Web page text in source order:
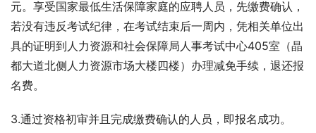
元。享受国家最低生活保障家庭的应聘人员，先缴费确认，
若没有违反考试纪律，在考试结束后一周内，凭相关单位出
具的证明到人力资源和社会保障局人事考试中心405室（晶
都大道北侧人力资源市场大楼四楼）办理减免手续，退还报
名费。
3.通过资格初审并且完成缴费确认的人员，即报名成功。